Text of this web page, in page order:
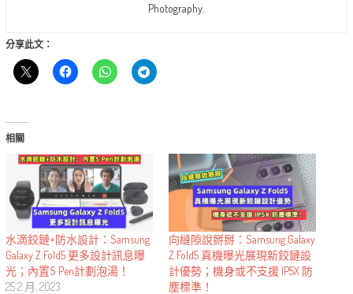
Photography.
分享此文：
相關
水滴鉸鏈+防水設計：Samsung
Galaxy Z Fold5 更多設計訊息曝
光；內置S Pen計劃泡湯！
25 2 月, 2023
向縫隙說掰掰：Samsung Galaxy
Z Fold5 真機曝光展現新鉸鏈設
計優勢；機身或不支援 IP5X 防
塵標準！